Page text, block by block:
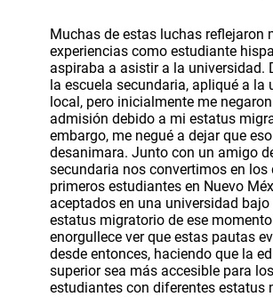
Muchas de estas luchas reflejaron
experiencias como estudiante
aspiraba a asistir a la universidad.
la escuela secundaria, apliqué a la
local, pero inicialmente me
admisión debido a mi estatus
embargo, me negué a dejar que
desanimara. Junto con un amigo
secundaria nos convertimos en los
primeros estudiantes en Nuevo
aceptados en una universidad bajo
estatus migratorio de ese
enorgullece ver que estas pautas
desde entonces, haciendo que la
superior sea más accesible para los
estudiantes con diferentes estatus